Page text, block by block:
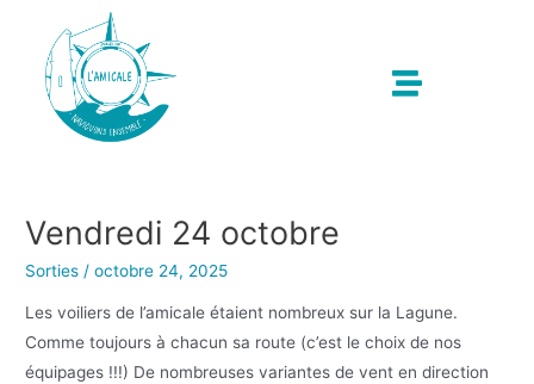
Vendredi 24 octobre
Sorties /octobre 24, 2025
Les voiliers de l’amicale étaient nombreux sur la Lagune.
Comme toujours à chacun sa route (c’est le choix de nos
équipages !!!) De nombreuses variantes de vent en direction